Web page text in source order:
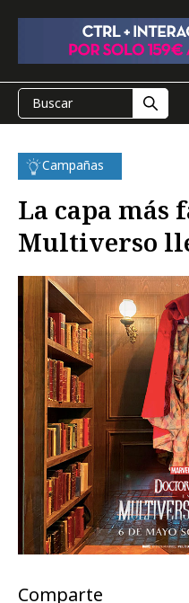
Campañas
La capa más
Multiverso
Comparte